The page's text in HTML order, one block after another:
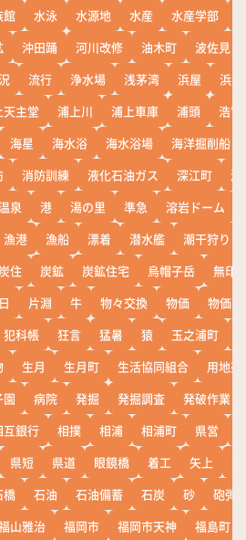
館 水泳 水源地 水産 水産学部
沖田踊 河川改修 油木町
波佐見
流行 浄水場 浅茅湾 浜屋
浜
天主堂 浦上川 浦上車庫 浦頭
浩宮
海星 海水浴 海水浴場
海洋掘削船
消防訓練 液化石油ガス 深江町
淵
泉 港 湯の里 準急 溶岩ドーム
漁港 漁船 漂着 潜水艦
潮干狩り
炭住 炭鉱 炭鉱住宅 烏帽子岳
無印
片淵 牛 物々交換 物価
物価高
犯科帳 狂言 猛暑 猿 玉之浦町
生月 生月町 生活協同組合
用地売
園 病院 発掘 発掘調査
発破作業
互銀行 相撲 相浦 相浦町 県営
県短 県道 眼鏡橋 着工 矢上
橋 石油 石油備蓄 石炭 砂
砲弾
山雅治 福岡市 福岡市天神
福島町